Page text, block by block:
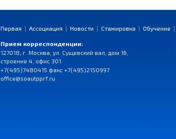
Первая | Ассоциация | Новости | Стажировка | Обучение |
Прием корреспонденции:
127018, г. Москва, ул. Сущевский вал, дом 16,
строение 4, офис 301
+7(495)7480415 факс +7(495)2150997
office@soautpprf.ru